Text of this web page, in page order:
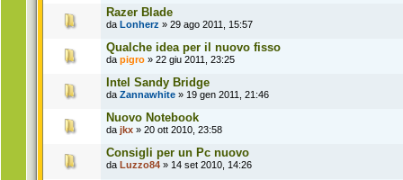
Razer Blade
da Lonherz » 29 ago 2011, 15:57
Qualche idea per il nuovo fisso
da pigro » 22 giu 2011, 23:25
Intel Sandy Bridge
da Zannawhite » 19 gen 2011, 21:46
Nuovo Notebook
da jkx » 20 ott 2010, 23:58
Consigli per un Pc nuovo
da Luzzo84 » 14 set 2010, 14:26